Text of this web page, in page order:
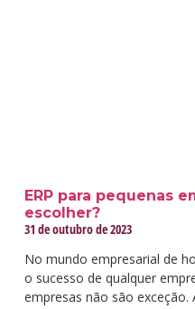
ERP para pequenas
escolher?
31 de outubro de 2023
No mundo empresarial de
o sucesso de qualquer
empresas não são exceção.